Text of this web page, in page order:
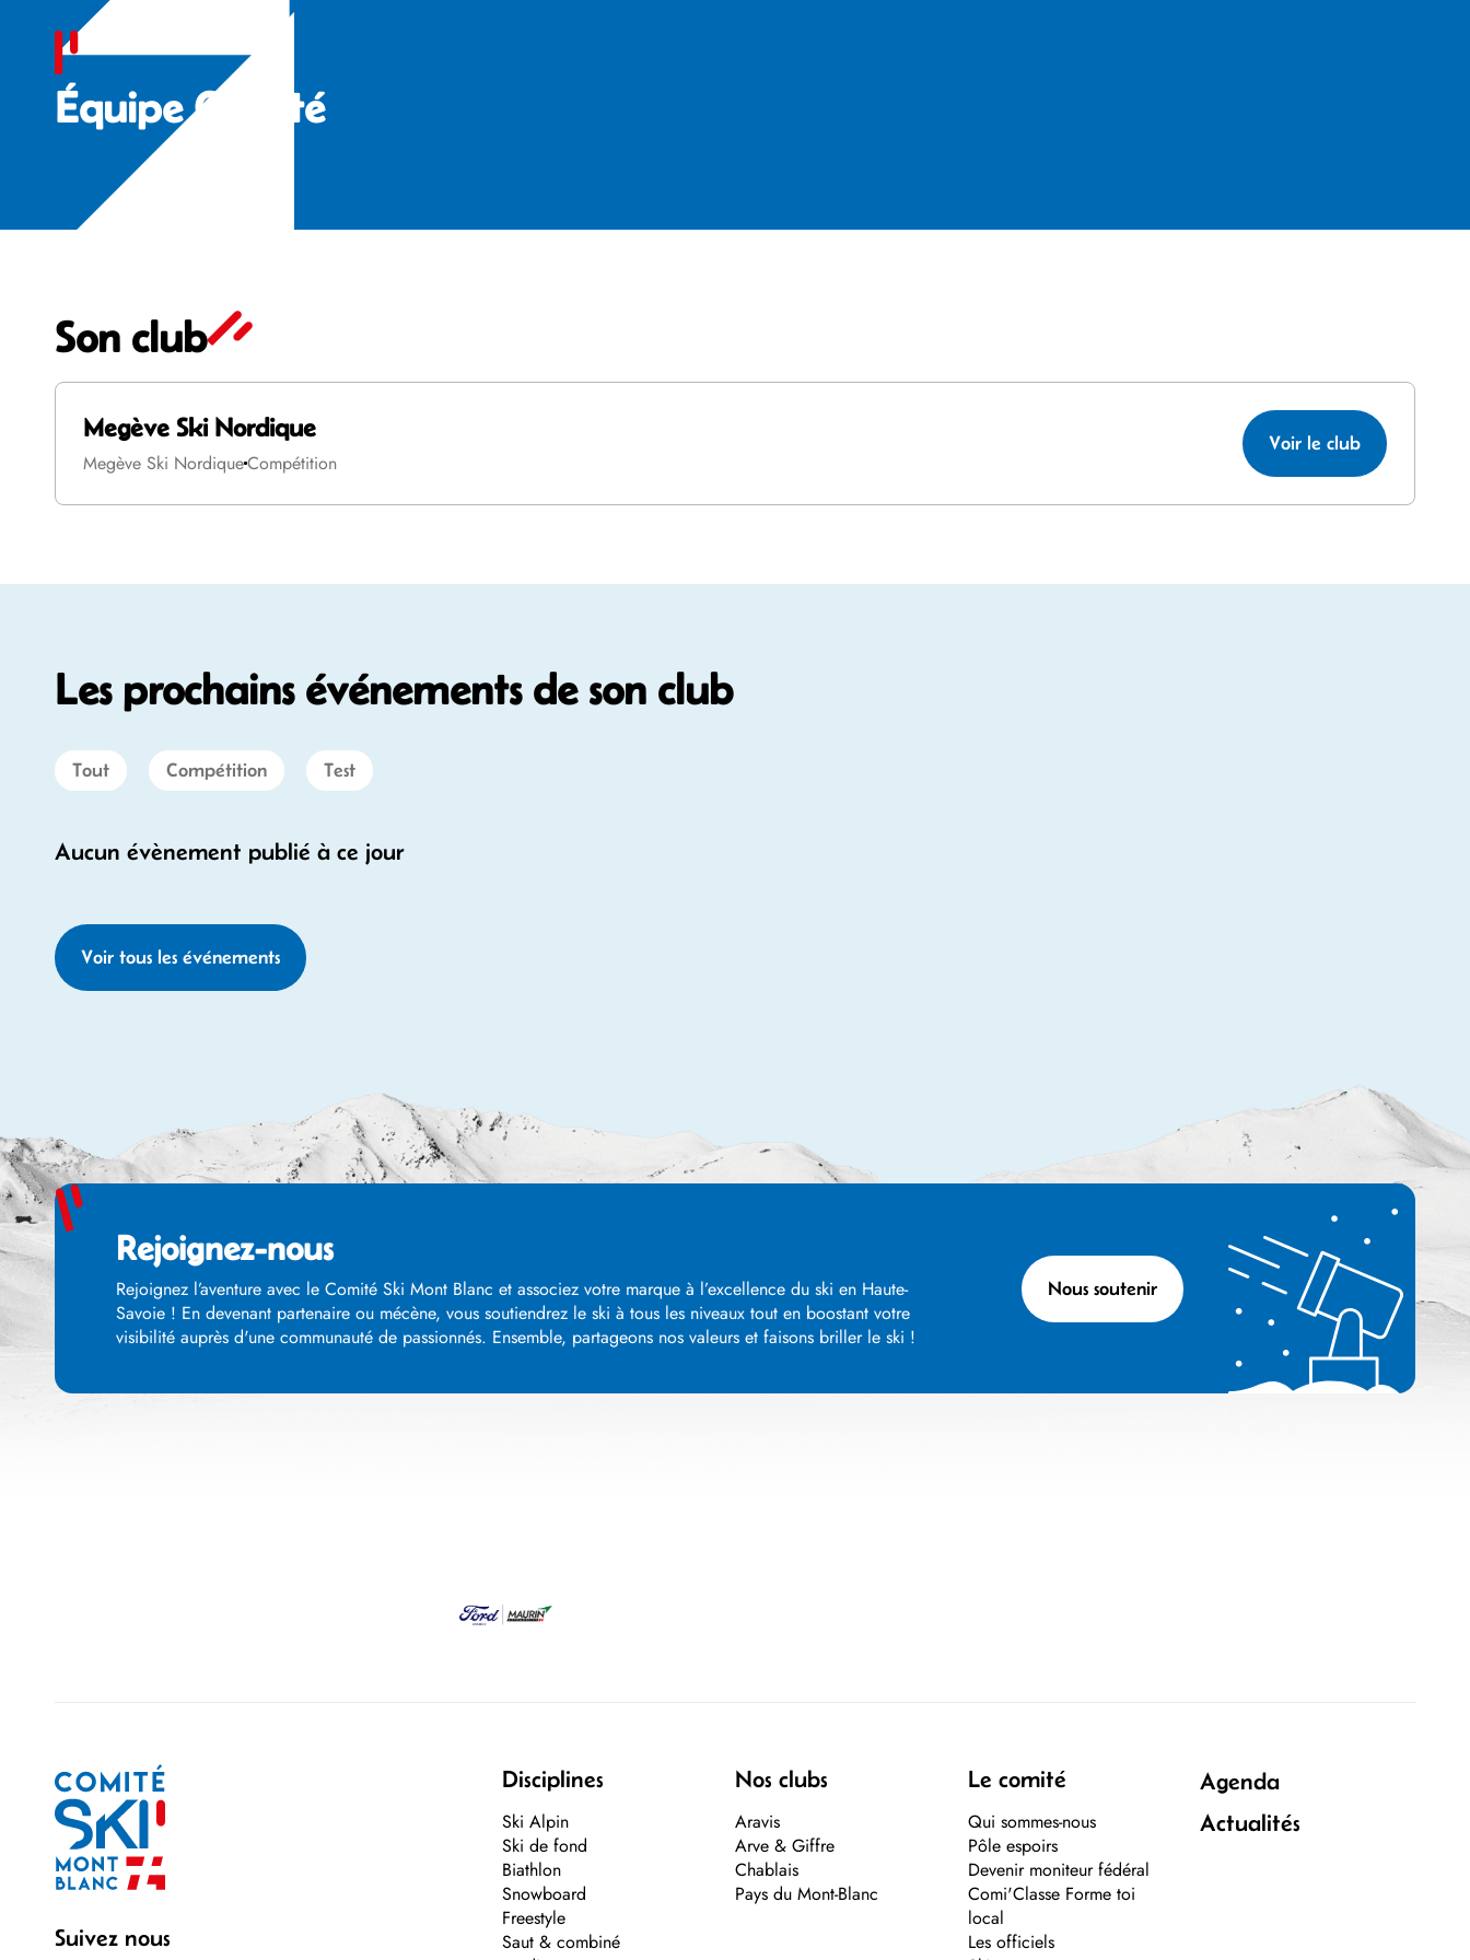
Équipe Comité
Son club
Megève Ski Nordique
Megève Ski NordiqueCompétition
Voir le club
Les prochains événements de son club
Tout Compétition Test
Aucun évènement publié à ce jour
Voir tous les événements
Rejoignez-nous
Rejoignez l’aventure avec le Comité Ski Mont Blanc et associez votre marque à l’excellence du ski en Haute-
Savoie ! En devenant partenaire ou mécène, vous soutiendrez le ski à tous les niveaux tout en boostant votre
visibilité auprès d'une communauté de passionnés. Ensemble, partageons nos valeurs et faisons briller le ski !
Nous soutenir
Suivez nous
Disciplines
Ski Alpin
Ski de fond
Biathlon
Snowboard
Freestyle
Saut & combiné
Nos clubs
Aravis
Arve & Giffre
Chablais
Pays du Mont-Blanc
Le comité
Qui sommes-nous
Pôle espoirs
Devenir moniteur fédéral
Comi'Classe Forme toi
local
Les officiels
Agenda
Actualités